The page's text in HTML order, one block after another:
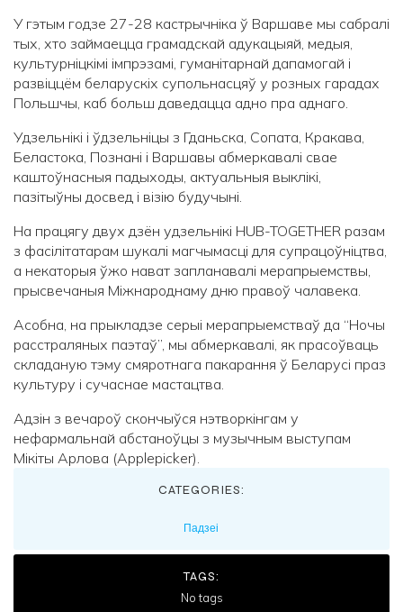
У гэтым годзе 27-28 кастрычніка ў Варшаве мы сабралі
тых, хто займаецца грамадскай адукацыяй, медыя,
культурніцкімі імпрэзамі, гуманітарнай дапамогай і
развіццём беларускіх супольнасцяў у розных гарадах
Польшчы, каб больш даведацца адно пра аднаго.
Удзельнікі і ўдзельніцы з Гданьска, Сопата, Кракава,
Беластока, Познані і Варшавы абмеркавалі свае
каштоўнасныя падыходы, актуальныя выклікі,
пазітыўны досвед і візію будучыні.
На працягу двух дзён удзельнікі HUB-TOGETHER разам
з фасілітатарам шукалі магчымасці для супрацоўніцтва,
а некаторыя ўжо нават запланавалі мерапрыемствы,
прысвечаныя Міжнароднаму дню правоў чалавека.
Асобна, на прыкладзе серыі мерапрыемстваў да “Ночы
расстраляных паэтаў”, мы абмеркавалі, як прасоўваць
складаную тэму смяротнага пакарання ў Беларусі праз
культуру і сучаснае мастацтва.
Адзін з вечароў скончыўся нэтворкінгам у
нефармальнай абстаноўцы з музычным выступам
Мікіты Арлова (Applepicker).
CATEGORIES:
Падзеі
TAGS:
No tags